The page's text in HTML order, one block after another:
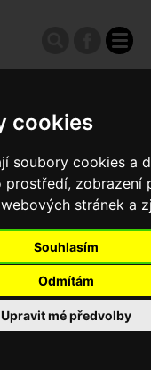
cookies
soubory cookies a
zobrazení
stránek a
Souhlasím
Odmítám
Upravit mé předvolby
27
ZŠ